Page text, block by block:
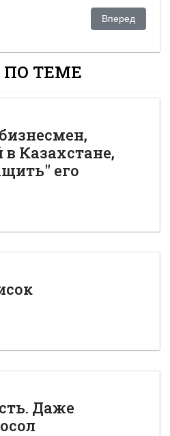
банк BSI помогал клиентам
Следующий:
Вперед
ПО ТЕМЕ
Казахстане,
его
Даже